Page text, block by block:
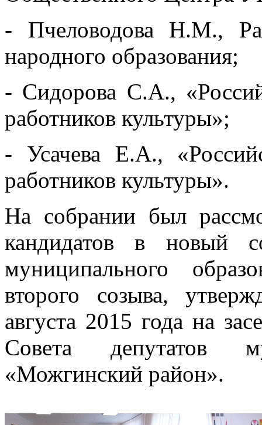
- Пчеловодова Н.М.,
народного образования;
- Сидорова С.А.,
работников культуры»;
- Усачева Е.А.,
работников культуры».
На собрании был
кандидатов в новый
муниципального
второго созыва,
августа 2015 года на
Совета депутатов
«Можгинский район».